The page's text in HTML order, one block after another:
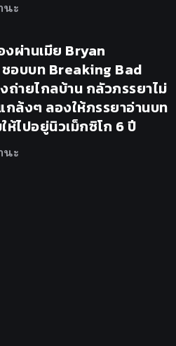
นะ
ผ่านเมีย Bryan
อบบท Breaking Bad
ถ่ายไกลบ้าน กลัวภรรยาไม่
กล้งๆ ลองให้ภรรยาอ่านบท
ห้ไปอยู่นิวเม็กซิโก 6 ปี
นะ